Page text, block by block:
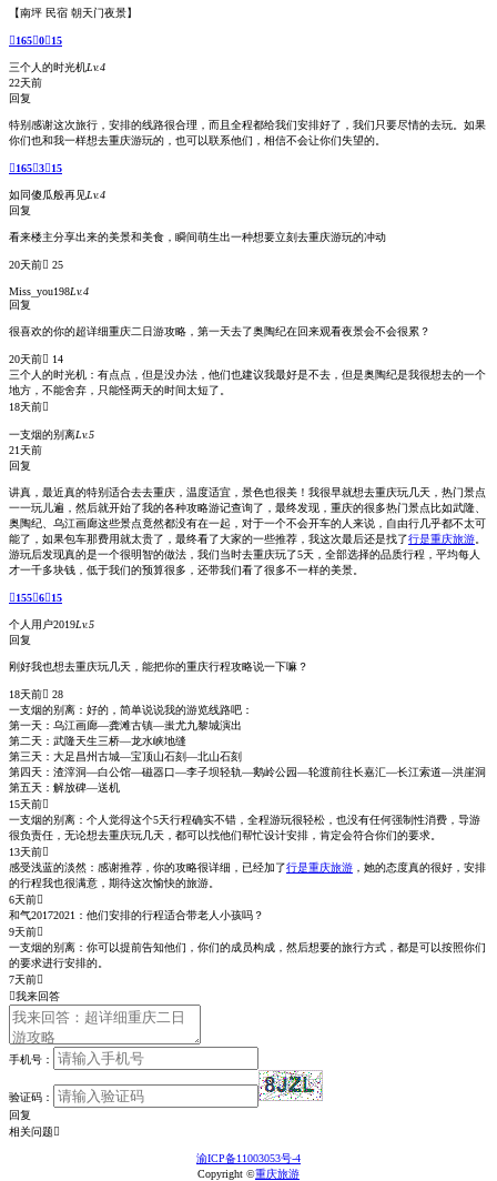
【南坪 民宿 朝天门夜景】
165015
三个人的时光机Lv.4
22天前
回复
特别感谢这次旅行，安排的线路很合理，而且全程都给我们安排好了，我们只要尽情的去玩。如果
你们也和我一样想去重庆游玩的，也可以联系他们，相信不会让你们失望的。
165315
如同傻瓜般再见Lv.4
回复
看来楼主分享出来的美景和美食，瞬间萌生出一种想要立刻去重庆游玩的冲动
20天前 25
Miss_you198Lv.4
回复
很喜欢的你的超详细重庆二日游攻略，第一天去了奥陶纪在回来观看夜景会不会很累？
20天前 14
三个人的时光机： 有点点，但是没办法，他们也建议我最好是不去，但是奥陶纪是我很想去的一个
地方，不能舍弃，只能怪两天的时间太短了。
18天前
一支烟的别离Lv.5
21天前
回复
讲真，最近真的特别适合去去重庆，温度适宜，景色也很美！我很早就想去重庆玩几天，热门景点
一一玩儿遍，然后就开始了我的各种攻略游记查询了，最终发现，重庆的很多热门景点比如武隆、
奥陶纪、乌江画廊这些景点竟然都没有在一起，对于一个不会开车的人来说，自由行几乎都不太可
能了，如果包车那费用就太贵了，最终看了大家的一些推荐，我这次最后还是找了行是重庆旅游。
游玩后发现真的是一个很明智的做法，我们当时去重庆玩了5天，全部选择的品质行程，平均每人
才一千多块钱，低于我们的预算很多，还带我们看了很多不一样的美景。
155615
个人用户2019Lv.5
回复
刚好我也想去重庆玩几天，能把你的重庆行程攻略说一下嘛？
18天前 28
一支烟的别离： 好的，简单说说我的游览线路吧：
第一天：乌江画廊—龚滩古镇—蚩尤九黎城演出
第二天：武隆天生三桥—龙水峡地缝
第三天：大足昌州古城—宝顶山石刻—北山石刻
第四天：渣滓洞—白公馆—磁器口—李子坝轻轨—鹅岭公园—轮渡前往长嘉汇—长江索道—洪崖洞
第五天：解放碑—送机
15天前
一支烟的别离： 个人觉得这个5天行程确实不错，全程游玩很轻松，也没有任何强制性消费，导游
很负责任，无论想去重庆玩几天，都可以找他们帮忙设计安排，肯定会符合你们的要求。
13天前
感受浅蓝的淡然： 感谢推荐，你的攻略很详细，已经加了行是重庆旅游 ，她的态度真的很好，安排
的行程我也很满意，期待这次愉快的旅游。
6天前
和气20172021： 他们安排的行程适合带老人小孩吗？
9天前
一支烟的别离： 你可以提前告知他们，你们的成员构成，然后想要的旅行方式，都是可以按照你们
的要求进行安排的。
7天前
我来回答
手机号：
验证码：
回复
相关问题
渝ICP备11003053号-4
Copyright ©重庆旅游